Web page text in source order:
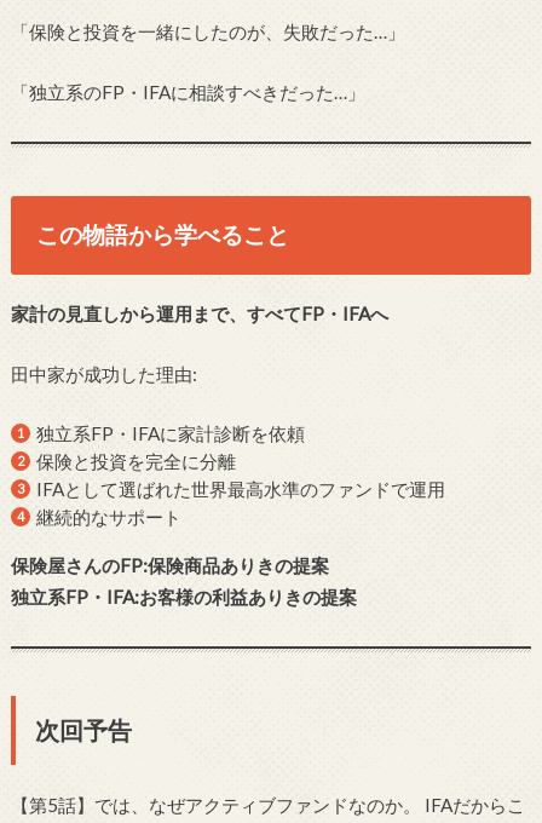
「保険と投資を一緒にしたのが、失敗だった…」
「独立系のFP・IFAに相談すべきだった…」
この物語から学べること
家計の見直しから運用まで、すべてFP・IFAへ
田中家が成功した理由:
独立系FP・IFAに家計診断を依頼
保険と投資を完全に分離
IFAとして選ばれた世界最高水準のファンドで運用
継続的なサポート
保険屋さんのFP:保険商品ありきの提案
独立系FP・IFA:お客様の利益ありきの提案
次回予告
【第5話】では、なぜアクティブファンドなのか。 IFAだからこ